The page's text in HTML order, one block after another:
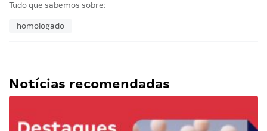
Tudo que sabemos sobre:
homologado
Notícias recomendadas